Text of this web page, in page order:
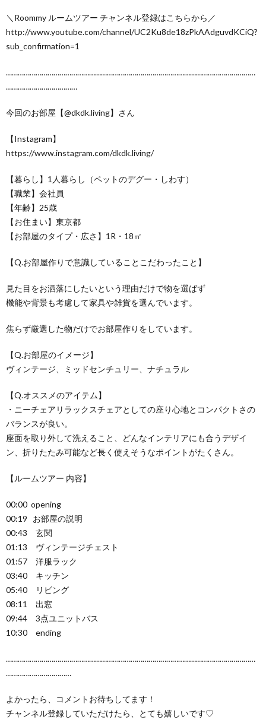
＼Roommy ルームツアー チャンネル登録はこちらから／
http://www.youtube.com/channel/UC2Ku8de18zPkAAdguvdKCiQ?
sub_confirmation=1
………………………………………………………………………………………………………………
………………………………
今回のお部屋【@dkdk.living】さん
【Instagram】
https://www.instagram.com/dkdk.living/
【暮らし】1人暮らし（ペットのデグー・しわす）
【職業】会社員
【年齢】25歳
【お住まい】東京都
【お部屋のタイプ・広さ】1R・18㎡
【Q.お部屋作りで意識していることこだわったこと】
見た目をお洒落にしたいという理由だけで物を選ばず
機能や背景も考慮して家具や雑貨を選んでいます。
焦らず厳選した物だけでお部屋作りをしています。
【Q.お部屋のイメージ】
ヴィンテージ、ミッドセンチュリー、ナチュラル
【Q.オススメのアイテム】
・ニーチェアリラックスチェアとしての座り心地とコンパクトさの
バランスが良い。
座面を取り外して洗えること、どんなインテリアにも合うデザイ
ン、折りたたみ可能など長く使えそうなポイントがたくさん。
【ルームツアー 内容】
00:00 opening
00:19 お部屋の説明
00:43 玄関
01:13 ヴィンテージチェスト
01:57 洋服ラック
03:40 キッチン
05:40 リビング
08:11 出窓
09:44 3点ユニットバス
10:30 ending
………………………………………………………………………………………………………………
……………………………
よかったら、コメントお待ちしてます！
チャンネル登録していただけたら、とても嬉しいです♡